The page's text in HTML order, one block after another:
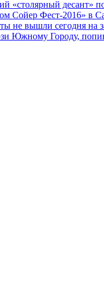
«столярный десант»
Сойер Фест-2016» в
не вышли сегодня на
Южному Городу,